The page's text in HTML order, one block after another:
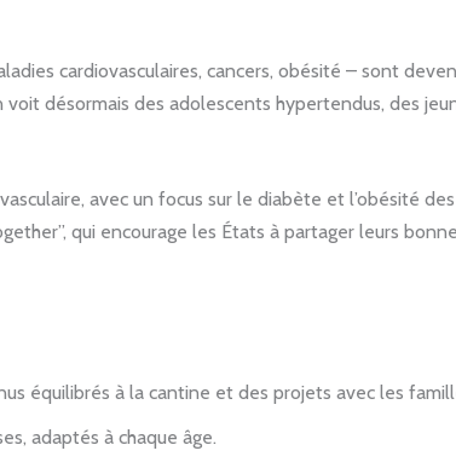
cardiovasculaires, cancers, obésité – sont
désormais des adolescents hypertendus, des
avec un focus sur le diabète et l’obésité
qui encourage les États à partager leurs
équilibrés à la cantine et des projets avec les
adaptés à chaque âge.